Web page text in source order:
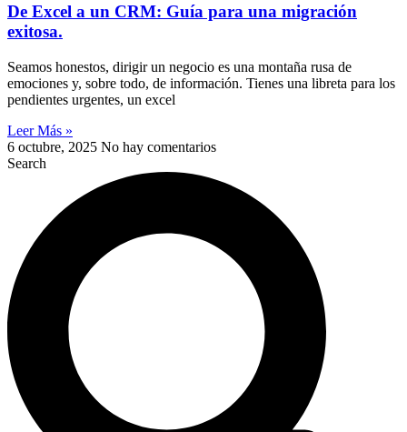
De Excel a un CRM: Guía para una migración
exitosa.
Seamos honestos, dirigir un negocio es una montaña rusa de
emociones y, sobre todo, de información. Tienes una libreta para los
pendientes urgentes, un excel
Leer Más »
6 octubre, 2025 No hay comentarios
Search